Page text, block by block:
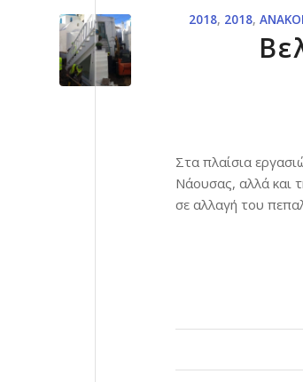
2018, 2018,
Στα πλαίσια
Νάουσας, αλλά και
σε αλλαγή του